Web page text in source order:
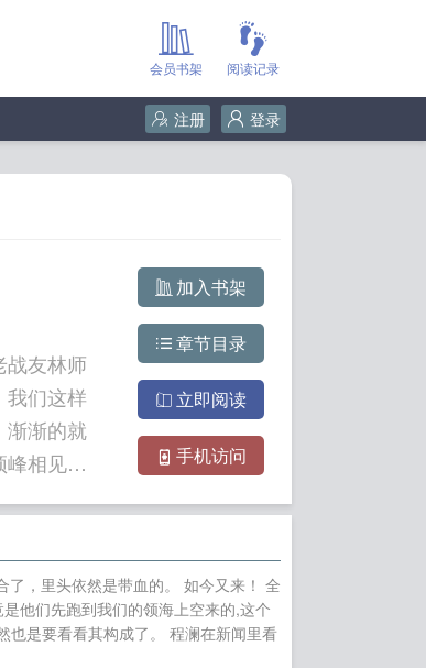
阅读记录
会员书架
登录
注册
战友林师
我们这样
渐渐的就
相见。
】/a 八
院养女全
神探 在
公竟是豪
加入书架
章节目录
立即阅读
手机访问
，里头依然是带血的。 如今又来！ 全
他们先跑到我们的领海上空来的,这个
也是要看看其构成了。 程澜在新闻里看